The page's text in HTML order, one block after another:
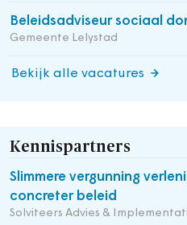
Beleidsadviseur sociaal
Gemeente Lelystad
Bekijk alle vacatures
Kennispartners
Slimmere vergunning
concreter beleid
Solviteers Advies &